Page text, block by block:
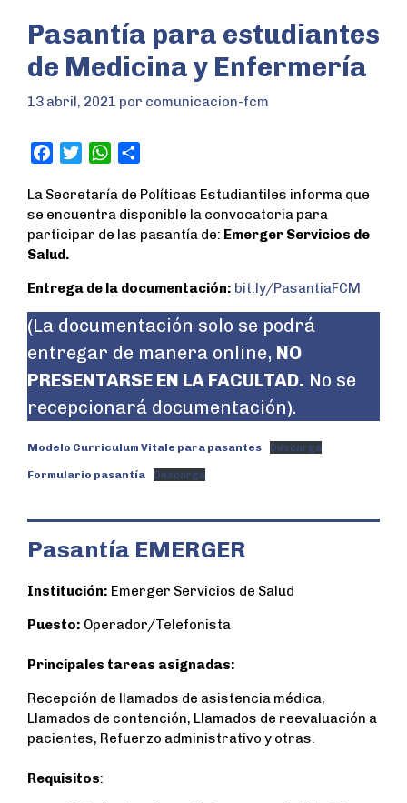
Pasantía para estudiantes
de Medicina y Enfermería
13 abril, 2021 por comunicacion-fcm
c
e
b
o
o
i
t
t
r
W
a
t
s
p
a
r
e
La Secretaría de Políticas Estudiantiles informa que
se encuentra disponible la convocatoria para
participar de las pasantía de: Emerger Servicios de
Salud.
Entrega de la documentación: bit.ly/PasantiaFCM
(La documentación solo se podrá
entregar de manera online, NO
PRESENTARSE EN LA FACULTAD. No se
recepcionará documentación).
Modelo Curriculum Vitale para pasantes Descarga
Formulario pasantía Descarga
Pasantía EMERGER
Institución: Emerger Servicios de Salud
Puesto: Operador/Telefonista
Principales tareas asignadas:
Recepción de llamados de asistencia médica,
Llamados de contención, Llamados de reevaluación a
pacientes, Refuerzo administrativo y otras.
Requisitos: